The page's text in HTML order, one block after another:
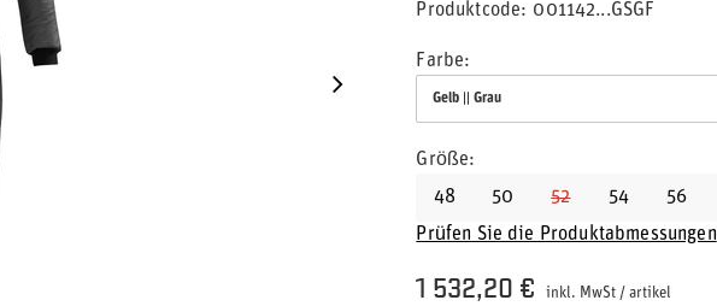
Produktcode
001142...GSGF
Farbe
Gelb || Grau
Größe
48
50 52 54 56
Prüfen Sie die Produktabmessungen
1 532,20 € inkl. MwSt /artikel